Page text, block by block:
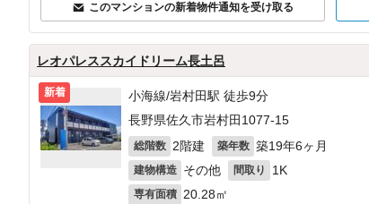
このマンションの新着物件通知を受け取る
レオパレススカイドリーム長土呂
新着
小海線/岩村田駅 徒歩9分
長野県佐久市岩村田1077‐15
総階数 2階建 築年数 築19年6ヶ月
建物構造 その他 間取り 1K
専有面積 20.28㎡